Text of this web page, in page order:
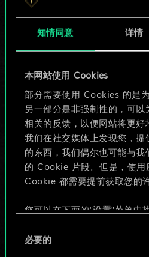
知情同意 详情
本网站使用 Cookies
部分需要使用 Cookies 的是
另一部分是非强制性的，可以
相关的反馈，以便网站将更好
我们在社交媒体上发现您，提
的东西，我们偶尔也可能与我
的 Cookie 片段。但是，使用
Cookie 都需要提前获取您的
您可以在下面的"设置"菜单中
好。一旦您了解了其中的内容
必要的
目前只是
牌，但能
些